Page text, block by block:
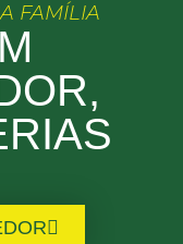
FAMÍLIA